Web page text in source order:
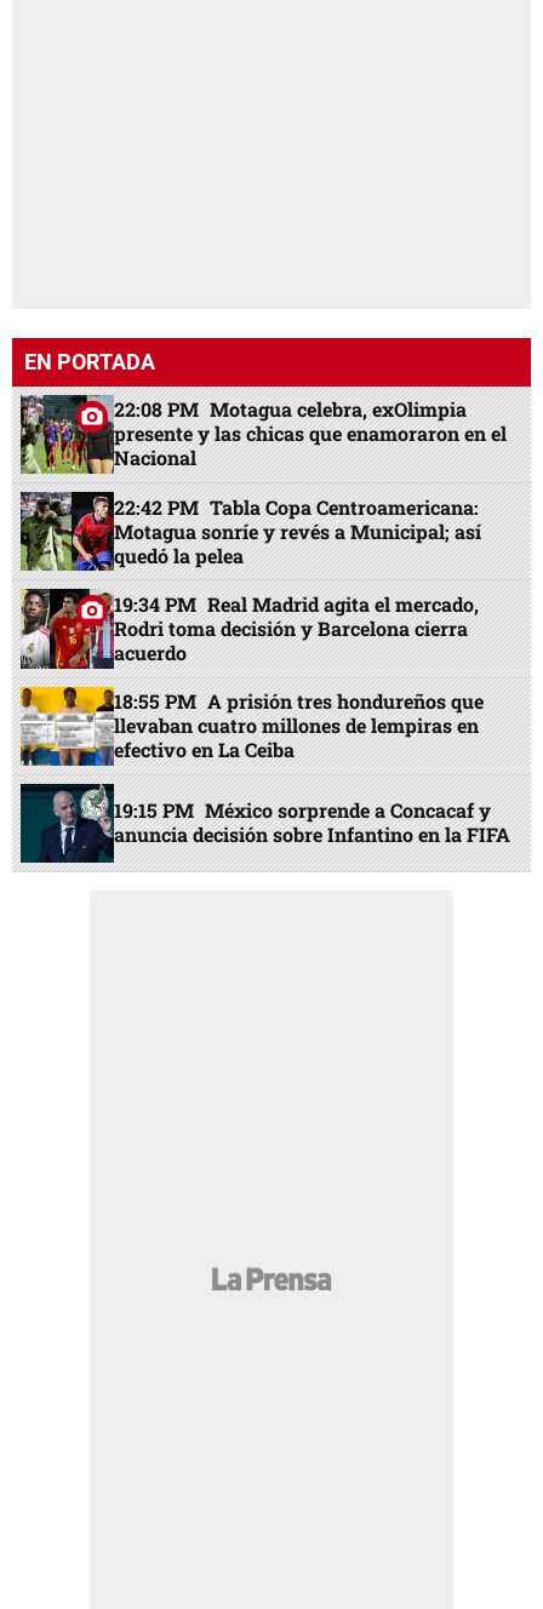
EN PORTADA
22:08 PM Motagua celebra, exOlimpia
presente y las chicas que enamoraron en el
Nacional
22:42 PM Tabla Copa Centroamericana:
Motagua sonríe y revés a Municipal; así
quedó la pelea
19:34 PM Real Madrid agita el mercado,
Rodri toma decisión y Barcelona cierra
acuerdo
18:55 PM A prisión tres hondureños que
llevaban cuatro millones de lempiras en
efectivo en La Ceiba
19:15 PM México sorprende a Concacaf y
anuncia decisión sobre Infantino en la FIFA